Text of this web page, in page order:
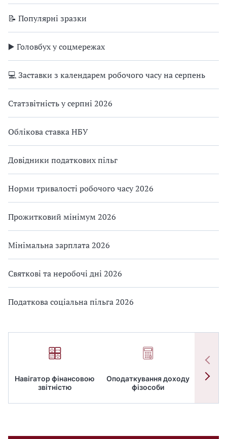
📝 Популярні зразки
▶️ Головбух у соцмережах
💻 Заставки з календарем робочого часу на серпень
Статзвітність у серпні 2026
Облікова ставка НБУ
Довідники податкових пільг
Норми тривалості робочого часу 2026
Прожитковий мінімум 2026
Мінімальна зарплата 2026
Святкові та неробочі дні 2026
Податкова соціальна пільга 2026
Навігатор фінансовою
звітністю
Оподаткування доходу
фізособи